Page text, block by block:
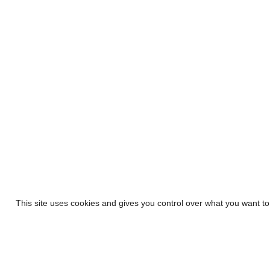
This site uses cookies and gives you control over what you want